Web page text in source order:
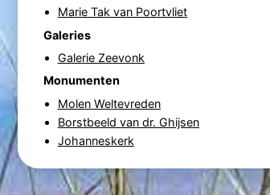
Marie Tak van Poortvliet
Galeries
Galerie Zeevonk
Monumenten
Molen Weltevreden
Borstbeeld van dr. Ghijsen
Johanneskerk